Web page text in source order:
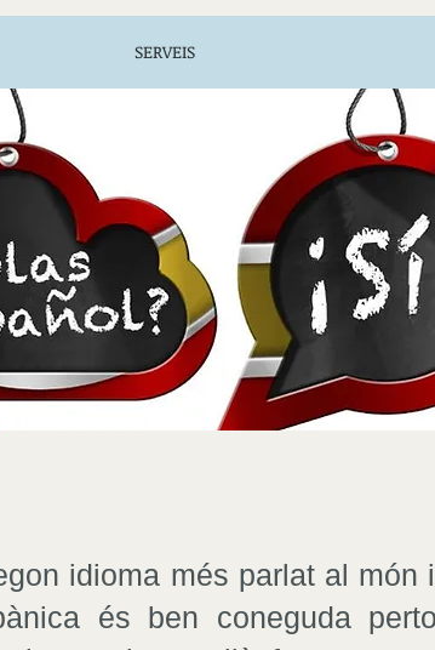
SERVEIS
idioma més parlat al món
és ben coneguda